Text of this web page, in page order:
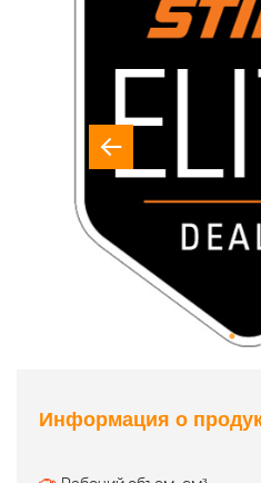
Информация о